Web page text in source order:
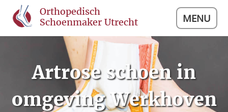
Orthopedisch
Schoenmaker Utrecht
MENU
Artrose schoen in
omgeving Werkhoven